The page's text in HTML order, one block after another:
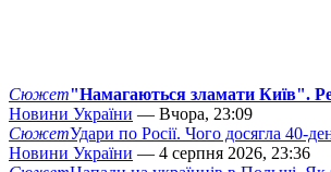
Сюжет"Намагаються зламати Київ".
Новини України — Вчора, 23:09
СюжетУдари по Росії. Чого досягла 40-
Новини України — 4 серпня 2026, 23:36